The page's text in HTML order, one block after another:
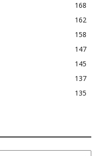
168
162
158
147
145
137
135